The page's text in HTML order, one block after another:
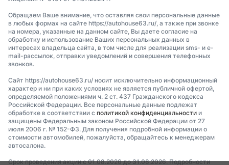
Обращаем Ваше внимание, что оставляя свои персональные данные
в любых формах на сайте https://autohouse63.ru/, а также при звонке
на номера, указанные на данном сайте, Вы даете согласие на
обработку и использование Ваших персональных данных в
интересах владельца сайта, в том числе для реализации sms- и e-
mail-рассылок, отправки уведомлений и совершения телефонных
звонков.
Сайт https://autohouse63.ru/ носит исключительно информационный
характер и ни при каких условиях не является публичной офертой,
определяемой положениями ч. 2 ст. 437 Гражданского кодекса
Российской Федерации. Все персональные данные подлежат
обработке в соответствии с политикой конфиденциальности и
защищены Федеральным законом Российской Федерации от 27
июля 2006 г. № 152-ФЗ. Для получения подробной информации о
стоимости автомобилей, пожалуйста, обращайтесь к менеджерам
автосалона.
Срок проведения акции с 01.08.2026 до 31.08.2026. Подробности